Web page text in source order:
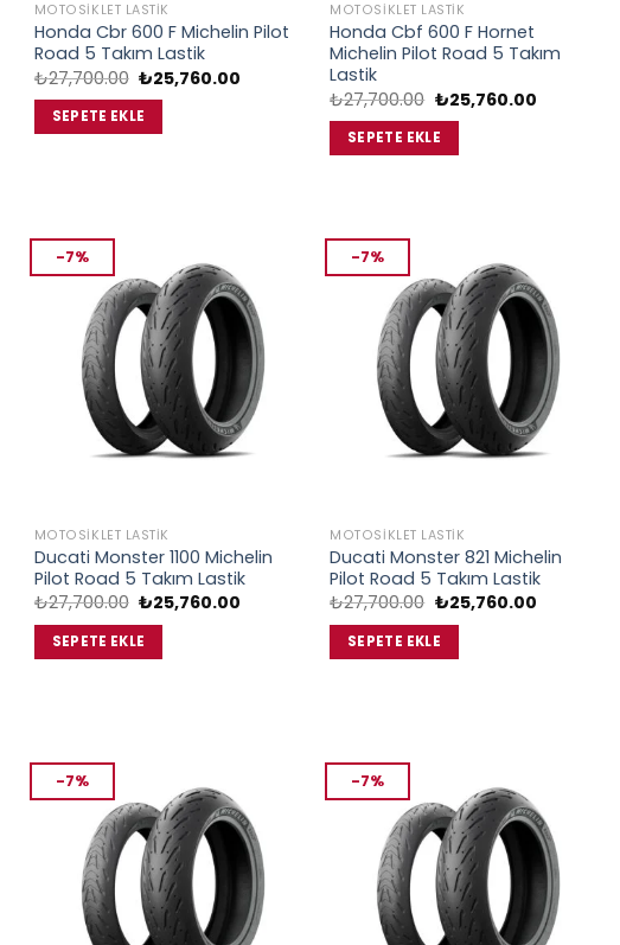
MOTOSIKLET LASTIK
Honda Cbr 600 F Michelin Pilot
Road 5 Takım Lastik
₺27,700.00 Orijinal
fiyat:
₺27,700.00.
₺25,760.00
₺25,760.00.
SEPETE EKLE
MOTOSIKLET LASTIK
Honda Cbf 600 F Hornet
Michelin Pilot Road 5 Takım
Lastik
₺27,700.00 Orijinal
fiyat:
₺27,700.00.
₺25,760.00Şu
SEPETE EKLE
-7%
MOTOSIKLET LASTIK
Ducati Monster 1100 Michelin
Pilot Road 5 Takım Lastik
₺27,700.00 Orijinal
fiyat:
₺27,700.00.
₺25,760.00
SEPETE EKLE
-7%
MOTOSIKLET LASTIK
Ducati Monster 821 Michelin
Pilot Road 5 Takım Lastik
₺27,700.00 Orijinal
fiyat:
₺27,700.00.
₺25,760.00Şu
SEPETE EKLE
-7% -7%